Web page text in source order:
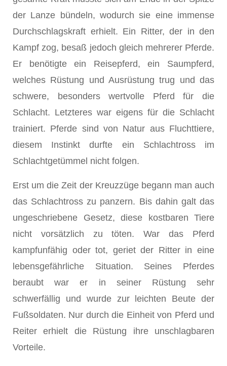
der Lanze bündeln, wodurch sie eine immense
Durchschlagskraft erhielt. Ein Ritter, der in den
Kampf zog, besaß jedoch gleich mehrerer Pferde.
Er benötigte ein Reisepferd, ein Saumpferd,
welches Rüstung und Ausrüstung trug und das
schwere, besonders wertvolle Pferd für die
Schlacht. Letzteres war eigens für die Schlacht
trainiert. Pferde sind von Natur aus Fluchttiere,
diesem Instinkt durfte ein Schlachtross im
Schlachtgetümmel nicht folgen.
Erst um die Zeit der Kreuzzüge begann man auch
das Schlachtross zu panzern. Bis dahin galt das
ungeschriebene Gesetz, diese kostbaren Tiere
nicht vorsätzlich zu töten. War das Pferd
kampfunfähig oder tot, geriet der Ritter in eine
lebensgefährliche Situation. Seines Pferdes
beraubt war er in seiner Rüstung sehr
schwerfällig und wurde zur leichten Beute der
Fußsoldaten. Nur durch die Einheit von Pferd und
Reiter erhielt die Rüstung ihre unschlagbaren
Vorteile.